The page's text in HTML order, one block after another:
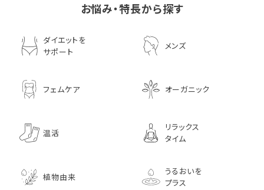
お悩み・特長から探す
ダイエットを
サポート
メンズ
フェムケア オーガニック
温活
リラックス
タイム
植物由来
うるおいを
プラス